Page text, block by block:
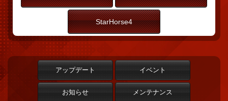
StarHorse4
アップデート イベント
お知らせ メンテナンス